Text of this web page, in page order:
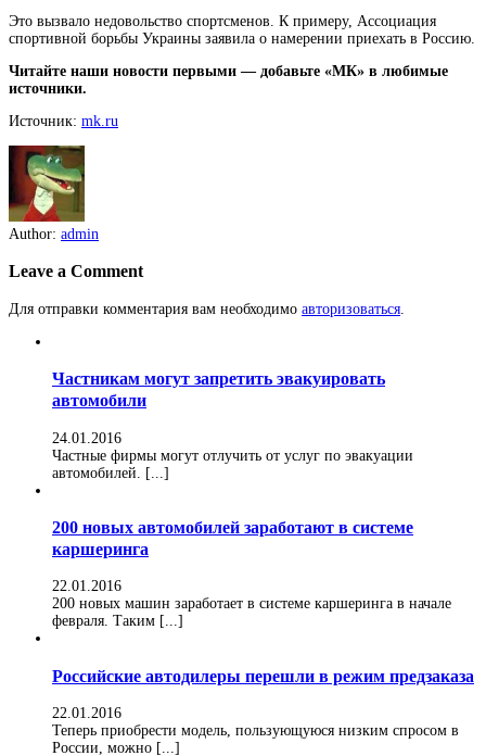
Это вызвало недовольство спортсменов. К примеру, Ассоциация
спортивной борьбы Украины заявила о намерении приехать в Россию.
Читайте наши новости первыми — добавьте «МК» в любимые
источники.
Источник: mk.ru
Author: admin
Leave a Comment
Для отправки комментария вам необходимо авторизоваться
Частникам могут запретить эвакуировать
автомобили
24.01.2016
Частные фирмы могут отлучить от услуг по эвакуации
автомобилей. [...]
200 новых автомобилей заработают в системе
каршеринга
22.01.2016
200 новых машин заработает в системе каршеринга в начале
февраля. Таким [...]
Российские автодилеры перешли в режим предзаказа
22.01.2016
Теперь приобрести модель, пользующуюся низким спросом в
России, можно [...]